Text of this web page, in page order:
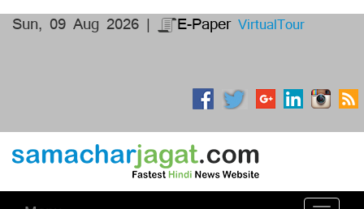
Sun, 09 Aug 2026 | E-Paper VirtualTour